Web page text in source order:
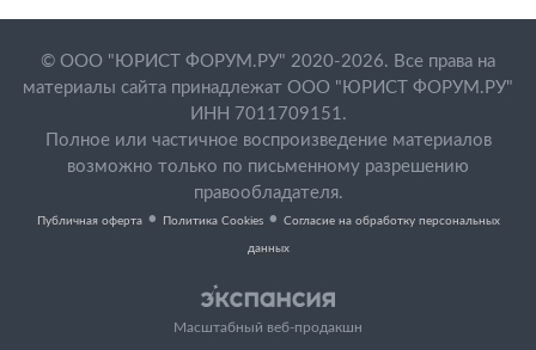
© ООО "ЮРИСТ ФОРУМ.РУ" 2020-2026. Все права на
материалы сайта принадлежат ООО "ЮРИСТ ФОРУМ.РУ"
ИНН 7011709151.
Полное или частичное воспроизведение материалов
возможно только по письменному разрешению
правообладателя.
Публичная оферта • Политика Cookies • Согласие на обработку персональных
данных
Масштабный веб-продакшн